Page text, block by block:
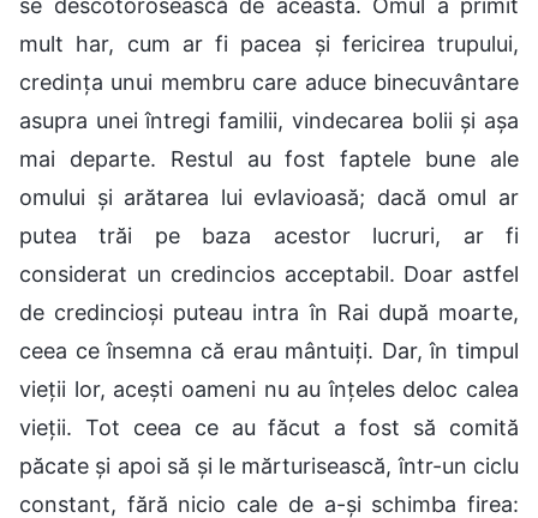
mult har, cum ar fi pacea și fericirea trupului,
credința unui membru care aduce binecuvântare
asupra unei întregi familii, vindecarea bolii și așa
mai departe. Restul au fost faptele bune ale
omului și arătarea lui evlavioasă; dacă omul ar
putea trăi pe baza acestor lucruri, ar fi
considerat un credincios acceptabil. Doar astfel
de credincioși puteau intra în Rai după moarte,
ceea ce însemna că erau mântuiți. Dar, în timpul
vieții lor, acești oameni nu au înțeles deloc calea
vieții. Tot ceea ce au făcut a fost să comită
păcate și apoi să și le mărturisească, într-un ciclu
constant, fără nicio cale de a-și schimba firea: